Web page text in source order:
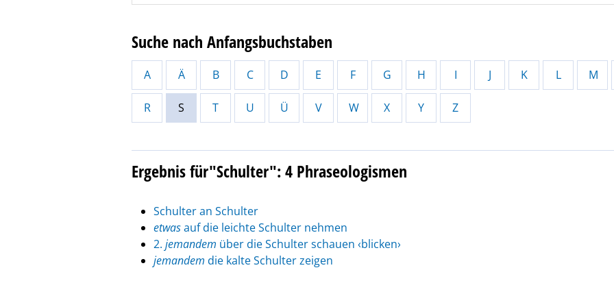
Suche nach Anfangsbuchstaben
A Ä B C D E F G H I J K L M
R S T U Ü V W X Y Z
Ergebnis für"Schulter": 4 Phraseologismen
Schulter an Schulter
etwasauf die leichte Schulter nehmen
2. jemandem über die Schulter schauen ‹blicken›
jemandem die kalte Schulter zeigen